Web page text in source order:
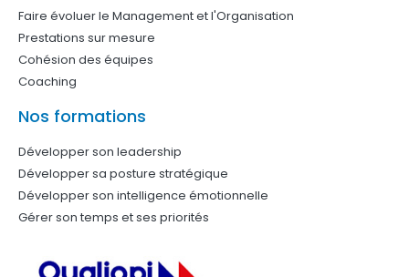
Faire évoluer le Management et l'Organisation
Prestations sur mesure
Cohésion des équipes
Coaching
Nos formations
Développer son leadership
Développer sa posture stratégique
Développer son intelligence émotionnelle
Gérer son temps et ses priorités